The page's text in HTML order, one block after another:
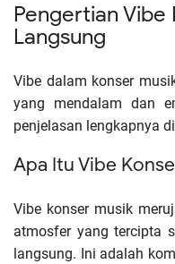
Pengertian Vibe
Langsung
Vibe dalam konser
yang mendalam dan
penjelasan lengkapnya
Apa Itu Vibe
Vibe konser musik
atmosfer yang tercipta
langsung. Ini adalah